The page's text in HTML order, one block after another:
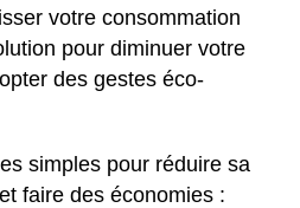
votre consommation
pour diminuer votre
des gestes éco-
simples pour réduire sa
faire des économies :